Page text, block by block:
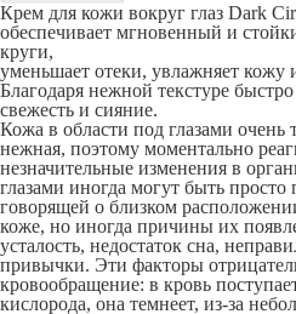
Крем для кожи вокруг глаз Dark
обеспечивает мгновенный и
круги,
уменьшает отеки, увлажняет
Благодаря нежной текстуре
свежесть и сияние.
Кожа в области под глазами очень
нежная, поэтому моментально
незначительные изменения в
глазами иногда могут быть
говорящей о близком
коже, но иногда причины их
усталость, недостаток сна,
привычки. Эти факторы
кровообращение: в кровь
кислорода, она темнеет, из-за